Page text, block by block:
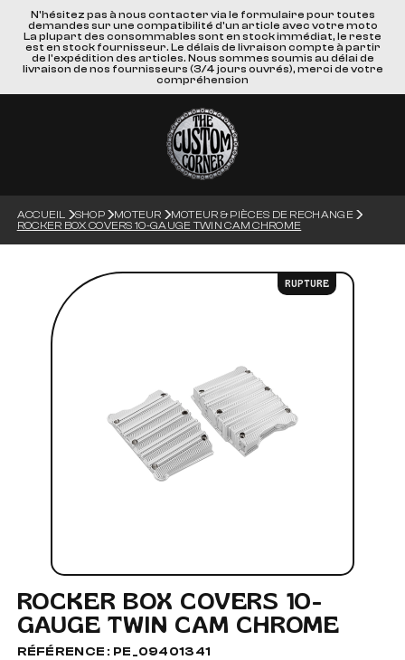
N'hésitez pas à nous contacter via le formulaire pour toutes
demandes sur une compatibilité d'un article avec votre moto
La plupart des consommables sont en stock immédiat, le reste
est en stock fournisseur. Le délais de livraison compte à partir
de l'expédition des articles. Nous sommes soumis au délai de
livraison de nos fournisseurs (3/4 jours ouvrés), merci de votre
compréhension
ACCUEIL SHOP MOTEUR
MOTEUR & PIÈCES DE RECHANGE
ROCKER BOX COVERS 10-GAUGE TWIN CAM CHROME
RUPTURE
ROCKER BOX COVERS 10-
GAUGE TWIN CAM CHROME
RÉFÉRENCE : PE_09401341